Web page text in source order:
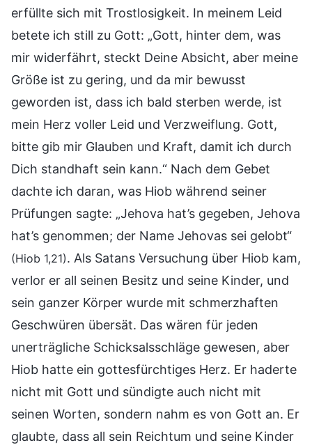
erfüllte sich mit Trostlosigkeit. In meinem Leid
betete ich still zu Gott: „Gott, hinter dem, was
mir widerfährt, steckt Deine Absicht, aber meine
Größe ist zu gering, und da mir bewusst
geworden ist, dass ich bald sterben werde, ist
mein Herz voller Leid und Verzweiflung. Gott,
bitte gib mir Glauben und Kraft, damit ich durch
Dich standhaft sein kann.“ Nach dem Gebet
dachte ich daran, was Hiob während seiner
Prüfungen sagte: „Jehova hat’s gegeben, Jehova
hat’s genommen; der Name Jehovas sei gelobt“
(Hiob 1,21). Als Satans Versuchung über Hiob kam,
verlor er all seinen Besitz und seine Kinder, und
sein ganzer Körper wurde mit schmerzhaften
Geschwüren übersät. Das wären für jeden
unerträgliche Schicksalsschläge gewesen, aber
Hiob hatte ein gottesfürchtiges Herz. Er haderte
nicht mit Gott und sündigte auch nicht mit
seinen Worten, sondern nahm es von Gott an. Er
glaubte, dass all sein Reichtum und seine Kinder